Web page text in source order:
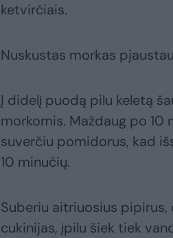
ketvirčiais.
Nuskustas morkas
Į didelį puodą pilu keletą
morkomis. Maždaug po
suverčiu pomidorus, kad
10 minučių.
Suberiu aitriuosius pipirus,
cukinijas, įpilu šiek tiek